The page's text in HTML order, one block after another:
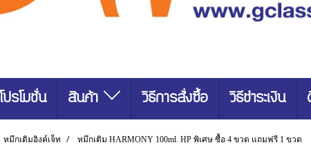
โปรโมชั่น สินค้า วิธีการสั่งซื้อ วิธีชำระเงิน
หมึกเติมอิงค์เจ็ท หมึกเติม HARMONY 100ml. HP พิเศษ ซื้อ 4 ขวด แถมฟรี 1 ขวด